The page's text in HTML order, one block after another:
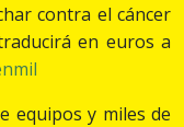
contra el cáncer
en euros a
equipos y miles de